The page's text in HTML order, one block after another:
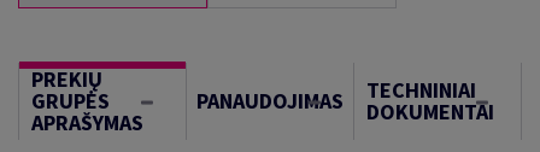
PREKIŲ
GRUPĖS
APRAŠYMAS
PANAUDOJIMAS TECHNINIAI
DOKUMENTAI